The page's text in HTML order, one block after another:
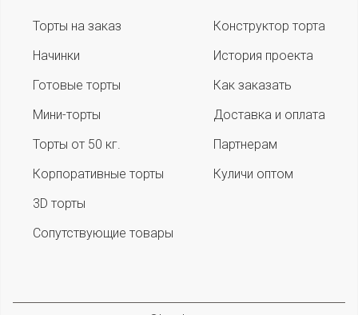
Торты на заказ
Начинки
Готовые торты
Мини-торты
Торты от 50 кг.
Корпоративные торты
3D торты
Сопутствующие товары
Конструктор торта
История проекта
Как заказать
Доставка и оплата
Партнерам
Куличи оптом